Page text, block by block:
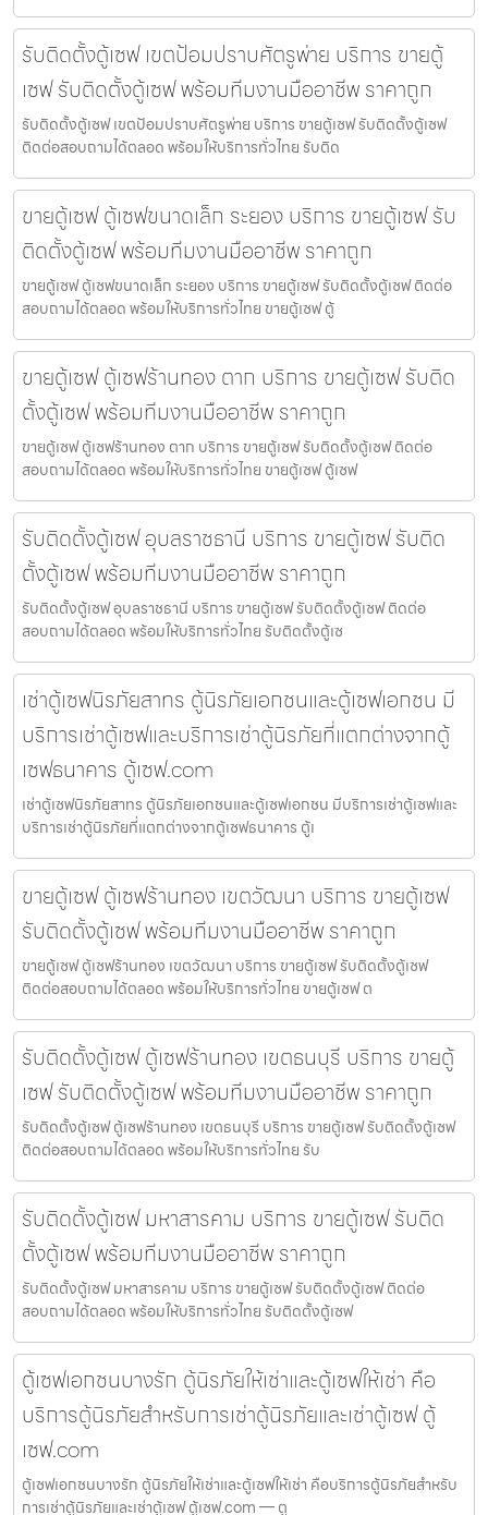
รับติดตั้งตู้เซฟ เขตป้อมปราบศัตรูพ่าย บริการ ขายตู้
เซฟ รับติดตั้งตู้เซฟ พร้อมทีมงานมืออาชีพ ราคาถูก
รับติดตั้งตู้เซฟ เขตป้อมปราบศัตรูพ่าย บริการ ขายตู้เซฟ รับติดตั้งตู้เซฟ
ติดต่อสอบถามได้ตลอด พร้อมให้บริการทั่วไทย รับติด
ขายตู้เซฟ ตู้เซฟขนาดเล็ก ระยอง บริการ ขายตู้เซฟ รับ
ติดตั้งตู้เซฟ พร้อมทีมงานมืออาชีพ ราคาถูก
ขายตู้เซฟ ตู้เซฟขนาดเล็ก ระยอง บริการ ขายตู้เซฟ รับติดตั้งตู้เซฟ ติดต่อ
สอบถามได้ตลอด พร้อมให้บริการทั่วไทย ขายตู้เซฟ ตู้
ขายตู้เซฟ ตู้เซฟร้านทอง ตาก บริการ ขายตู้เซฟ รับติด
ตั้งตู้เซฟ พร้อมทีมงานมืออาชีพ ราคาถูก
ขายตู้เซฟ ตู้เซฟร้านทอง ตาก บริการ ขายตู้เซฟ รับติดตั้งตู้เซฟ ติดต่อ
สอบถามได้ตลอด พร้อมให้บริการทั่วไทย ขายตู้เซฟ ตู้เซฟ
รับติดตั้งตู้เซฟ อุบลราชธานี บริการ ขายตู้เซฟ รับติด
ตั้งตู้เซฟ พร้อมทีมงานมืออาชีพ ราคาถูก
รับติดตั้งตู้เซฟ อุบลราชธานี บริการ ขายตู้เซฟ รับติดตั้งตู้เซฟ ติดต่อ
สอบถามได้ตลอด พร้อมให้บริการทั่วไทย รับติดตั้งตู้เซ
เช่าตู้เซฟนิรภัยสาทร ตู้นิรภัยเอกชนและตู้เซฟเอกชน มี
บริการเช่าตู้เซฟและบริการเช่าตู้นิรภัยที่แตกต่างจากตู้
เซฟธนาคาร ตู้เซฟ.com
เช่าตู้เซฟนิรภัยสาทร ตู้นิรภัยเอกชนและตู้เซฟเอกชน มีบริการเช่าตู้เซฟและ
บริการเช่าตู้นิรภัยที่แตกต่างจากตู้เซฟธนาคาร ตู้เ
ขายตู้เซฟ ตู้เซฟร้านทอง เขตวัฒนา บริการ ขายตู้เซฟ
รับติดตั้งตู้เซฟ พร้อมทีมงานมืออาชีพ ราคาถูก
ขายตู้เซฟ ตู้เซฟร้านทอง เขตวัฒนา บริการ ขายตู้เซฟ รับติดตั้งตู้เซฟ
ติดต่อสอบถามได้ตลอด พร้อมให้บริการทั่วไทย ขายตู้เซฟ ต
รับติดตั้งตู้เซฟ ตู้เซฟร้านทอง เขตธนบุรี บริการ ขายตู้
เซฟ รับติดตั้งตู้เซฟ พร้อมทีมงานมืออาชีพ ราคาถูก
รับติดตั้งตู้เซฟ ตู้เซฟร้านทอง เขตธนบุรี บริการ ขายตู้เซฟ รับติดตั้งตู้เซฟ
ติดต่อสอบถามได้ตลอด พร้อมให้บริการทั่วไทย รับ
รับติดตั้งตู้เซฟ มหาสารคาม บริการ ขายตู้เซฟ รับติด
ตั้งตู้เซฟ พร้อมทีมงานมืออาชีพ ราคาถูก
รับติดตั้งตู้เซฟ มหาสารคาม บริการ ขายตู้เซฟ รับติดตั้งตู้เซฟ ติดต่อ
สอบถามได้ตลอด พร้อมให้บริการทั่วไทย รับติดตั้งตู้เซฟ
ตู้เซฟเอกชนบางรัก ตู้นิรภัยให้เช่าและตู้เซฟให้เช่า คือ
บริการตู้นิรภัยสำหรับการเช่าตู้นิรภัยและเช่าตู้เซฟ ตู้
เซฟ.com
ตู้เซฟเอกชนบางรัก ตู้นิรภัยให้เช่าและตู้เซฟให้เช่า คือบริการตู้นิรภัยสำหรับ
การเช่าตู้นิรภัยและเช่าตู้เซฟ ตู้เซฟ.com — ตู